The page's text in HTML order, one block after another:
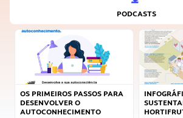
PODCASTS
OS PRIMEIROS PASSOS PARA
DESENVOLVER O
AUTOCONHECIMENTO